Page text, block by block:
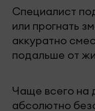
Специалист
или прогнать
аккуратно
подальше от
Чаще всего на
абсолютно